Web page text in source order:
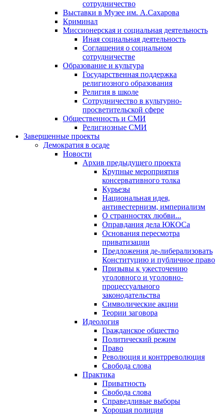
сотрудничество
Выставки в Музее им. А.Сахарова
Криминал
Миссионерская и социальная деятельность
Иная социальная деятельность
Соглашения о социальном
сотрудничестве
Образование и культура
Государственная поддержка
религиозного образования
Религия в школе
Сотрудничество в культурно-
просветительской сфере
Общественность и СМИ
Религиозные СМИ
Завершенные проекты
Демократия в осаде
Новости
Архив предыдущего проекта
Крупные мероприятия
консервативного толка
Курьезы
Национальная идея,
антивестернизм, империализм
О странностях любви...
Оправдания дела ЮКОСа
Основания пересмотра
приватизации
Предложения де-либерализовать
Конституцию и публичное право
Призывы к ужесточению
уголовного и уголовно-
процессуального
законодательства
Символические акции
Теории заговора
Идеология
Гражданское общество
Политический режим
Право
Революция и контрреволюция
Свобода слова
Практика
Приватность
Свобода слова
Справедливые выборы
Хорошая полиция